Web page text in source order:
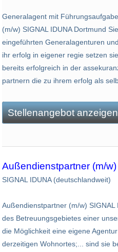
Generalagent mit
(m/w) SIGNAL IDUNA Dortmund
eingeführten Generalagenturen
ihr erfolg in eigener regie setzen
bereits erfolgreich in der
partnern die zu ihrem erfolg als
Stellenangebot anzeigen
Außendienstpartner (m/w)
SIGNAL IDUNA (deutschlandweit)
Außendienstpartner (m/w)
des Betreuungsgebietes einer
die Möglichkeit eine eigene
derzeitigen Wohnortes;... sind sie